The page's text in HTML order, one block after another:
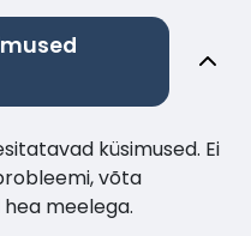
küsimused. Ei
võta
meelega.